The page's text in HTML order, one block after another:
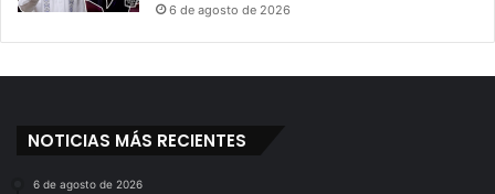
6 de agosto de 2026
NOTICIAS MÁS RECIENTES
6 de agosto de 2026